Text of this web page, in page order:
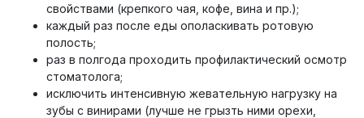
свойствами (крепкого чая, кофе, вина и пр.);
каждый раз после еды ополаскивать ротовую
полость;
раз в полгода проходить профилактический осмотр
стоматолога;
исключить интенсивную жевательную нагрузку на
зубы с винирами (лучше не грызть ними орехи,